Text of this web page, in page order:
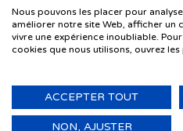
© 1999-2026 IMMIGRER.COM
Nous pouvons les placer pour
améliorer notre site Web, afficher un
vivre une expérience inoubliable.
cookies que nous utilisons, ouvrez
ACCEPTER TOUT
NON, AJUSTER